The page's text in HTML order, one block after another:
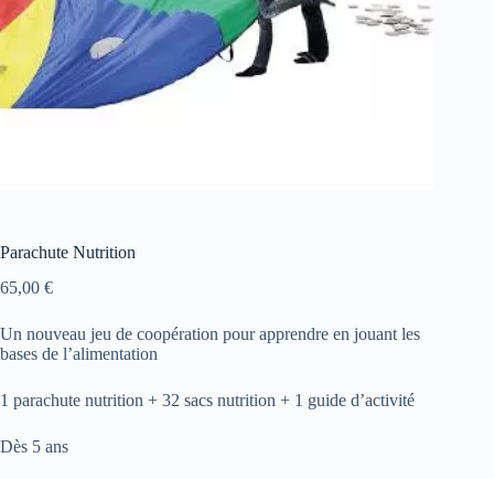
Parachute Nutrition
65,00 €
Un nouveau jeu de coopération pour apprendre en jouant les
bases de l’alimentation
1 parachute nutrition + 32 sacs nutrition + 1 guide d’activité
Dès 5 ans